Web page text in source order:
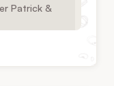
Patrick &